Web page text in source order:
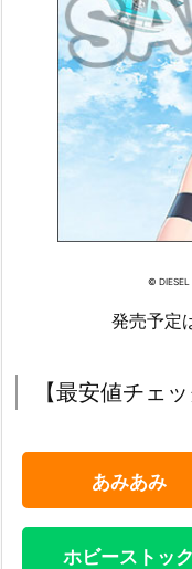
©
発売予定
【最安値チェッ
あみあみ
ホビーストック